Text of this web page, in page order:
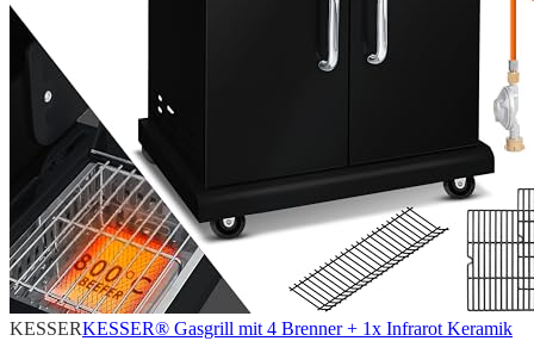
KESSERKESSER® Gasgrill mit 4 Brenner + 1x Infrarot Keramik